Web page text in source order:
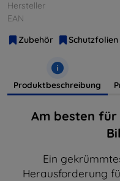
Hersteller
EAN
Zubehör
Schutzfolien
Produktbeschreibung
Am besten
Ein
Herausforderung